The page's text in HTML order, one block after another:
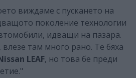
виждаме с пускането на
поколение технологии
идващи на пазара.
влезе там много рано. Те бяха
LEAF, но това бе преди